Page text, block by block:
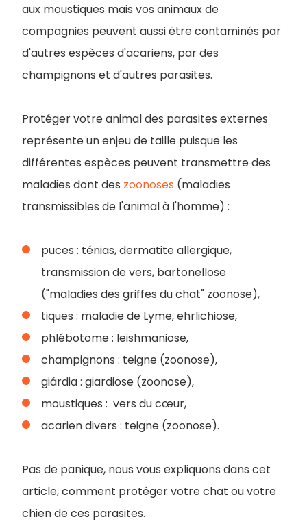
aux moustiques mais vos animaux de
compagnies peuvent aussi être contaminés par
d'autres espèces d'acariens, par des
champignons et d'autres parasites.
Protéger votre animal des parasites externes
représente un enjeu de taille puisque les
différentes espèces peuvent transmettre des
maladies dont des zoonoses (maladies
transmissibles de l'animal à l'homme) :
puces : ténias, dermatite allergique,
transmission de vers, bartonellose
("maladies des griffes du chat" zoonose),
tiques : maladie de Lyme, ehrlichiose,
phlébotome : leishmaniose,
champignons : teigne (zoonose),
giárdia : giardiose (zoonose),
moustiques : vers du cœur,
acarien divers : teigne (zoonose).
Pas de panique, nous vous expliquons dans cet
article, comment protéger votre chat ou votre
chien de ces parasites.